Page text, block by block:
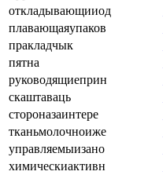
откладывающииод
плавающаяупаков
пракладчык
пятна
руководящиеприн
скаштаваць
стороназаинтере
тканьмолочноиже
управляемыизано
химическиактивн